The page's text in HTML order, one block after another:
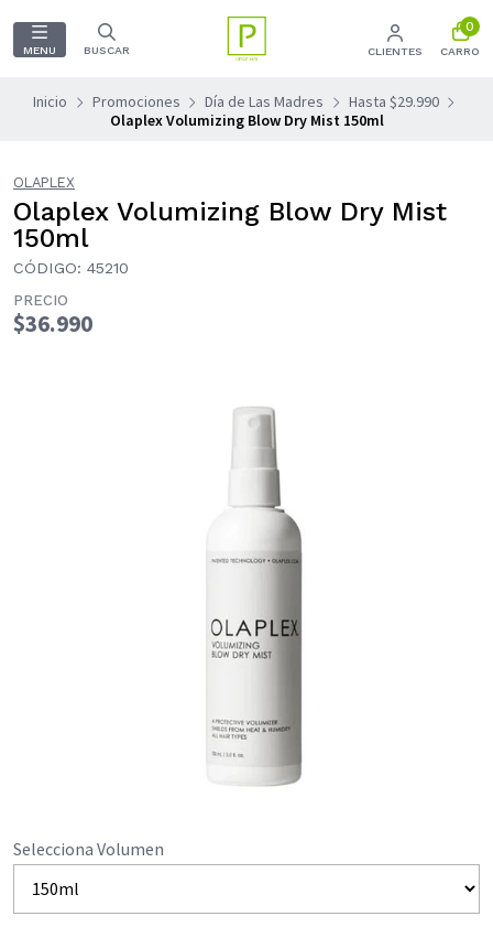
MENU BUSCAR CLIENTES
0
CARRO
Inicio Promociones Día de Las Madres
Hasta $29.990
Olaplex Volumizing Blow Dry Mist 150ml
OLAPLEX
Olaplex Volumizing Blow Dry Mist
150ml
CÓDIGO: 45210
PRECIO
$36.990
Selecciona Volumen